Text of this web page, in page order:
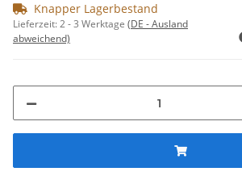
Knapper Lagerbestand
Lieferzeit:2 - 3 Werktage (DE - Ausland
abweichend)